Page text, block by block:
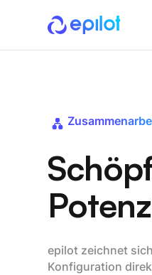
epilot zeichnet
Konfiguration